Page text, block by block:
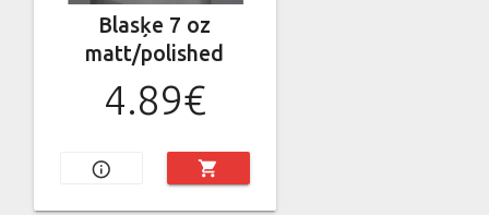
Blasķe 7 oz
matt/polished
4.89€
info_outline shopping_cart